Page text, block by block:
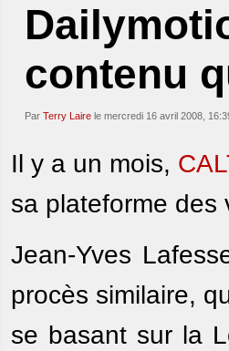
contenu
Par Terry Laire le mercredi 16 avril 2008,
Il y a un mois,
sa plateforme des
Jean-Yves
procès similaire,
se basant sur la